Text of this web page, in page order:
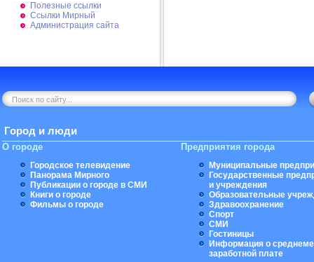
Полезные ссылки
Ссылки Мирный
Администрация сайта
Город и люди
О городе
Городское телевидение
Панорама Мирного
Публикации о городе в СМИ
Книги о городе
Фильмы о городе
Предприятия города
Муниципальные
Государственные
и учреждения
Образовательные
Здравоохранение
Спорт
СМИ
Гостиницы
Информация о
заработной плате